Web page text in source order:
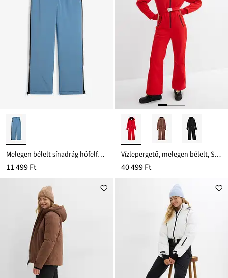
Melegen bélelt sínadrág hófelfogóval
11 499 Ft
Vízlepergető, melegen bélelt, Softshell sí együttes
40 499 Ft